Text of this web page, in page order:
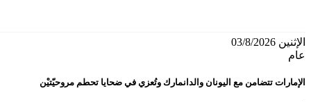
الإثنين 03/8/2026
عام
الإمارات تتضامن مع اليونان والدانمارك وتُعزي في ضحايا تحطم مروحيّتيْن